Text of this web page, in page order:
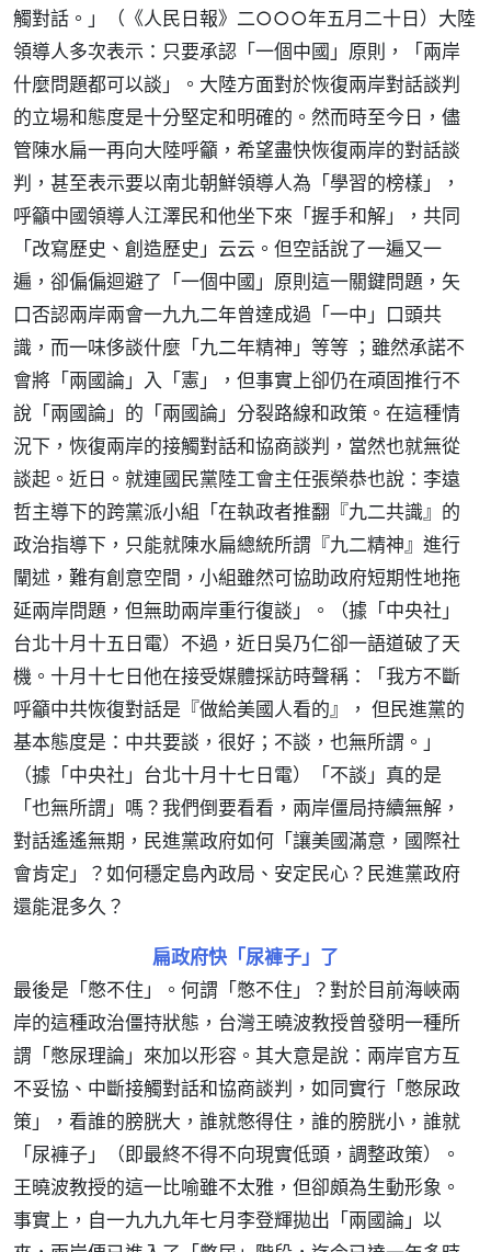
觸對話。」（《人民日報》二○○○年五月二十日）大陸
領導人多次表示：只要承認「一個中國」原則，「兩岸
什麼問題都可以談」。大陸方面對於恢復兩岸對話談判
的立場和態度是十分堅定和明確的。然而時至今日，儘
管陳水扁一再向大陸呼籲，希望盡快恢復兩岸的對話談
判，甚至表示要以南北朝鮮領導人為「學習的榜樣」，
呼籲中國領導人江澤民和他坐下來「握手和解」，共同
「改寫歷史、創造歷史」云云。但空話說了一遍又一
遍，卻偏偏迴避了「一個中國」原則這一關鍵問題，矢
口否認兩岸兩會一九九二年曾達成過「一中」口頭共
識，而一味侈談什麼「九二年精神」等等 ；雖然承諾不
會將「兩國論」入「憲」，但事實上卻仍在頑固推行不
說「兩國論」的「兩國論」分裂路線和政策。在這種情
況下，恢復兩岸的接觸對話和協商談判，當然也就無從
談起。近日。就連國民黨陸工會主任張榮恭也說：李遠
哲主導下的跨黨派小組「在執政者推翻『九二共識』的
政治指導下，只能就陳水扁總統所謂『九二精神』進行
闡述，難有創意空間，小組雖然可協助政府短期性地拖
延兩岸問題，但無助兩岸重行復談」。（據「中央社」
台北十月十五日電）不過，近日吳乃仁卻一語道破了天
機。十月十七日他在接受媒體採訪時聲稱：「我方不斷
呼籲中共恢復對話是『做給美國人看的』， 但民進黨的
基本態度是：中共要談，很好；不談，也無所謂。」
（據「中央社」台北十月十七日電）「不談」真的是
「也無所謂」嗎？我們倒要看看，兩岸僵局持續無解，
對話遙遙無期，民進黨政府如何「讓美國滿意，國際社
會肯定」？如何穩定島內政局、安定民心？民進黨政府
還能混多久？
扁政府快「尿褲子」了
最後是「憋不住」。何謂「憋不住」？對於目前海峽兩
岸的這種政治僵持狀態，台灣王曉波教授曾發明一種所
謂「憋尿理論」來加以形容。其大意是說：兩岸官方互
不妥協、中斷接觸對話和協商談判，如同實行「憋尿政
策」，看誰的膀胱大，誰就憋得住，誰的膀胱小，誰就
「尿褲子」（即最終不得不向現實低頭，調整政策）。
王曉波教授的這一比喻雖不太雅，但卻頗為生動形象。
事實上，自一九九九年七月李登輝拋出「兩國論」以